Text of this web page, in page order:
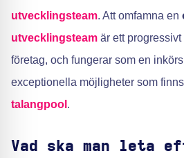
utvecklingsteam. Att omfamna en
utvecklingsteam är ett
företag, och fungerar som en
exceptionella möjligheter som
talangpool .
Vad ska man leta